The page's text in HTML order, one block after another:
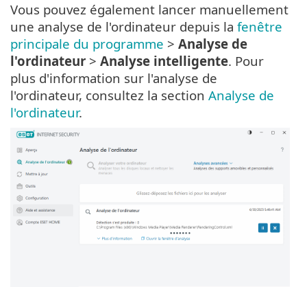
Vous pouvez également lancer manuellement
une analyse de l'ordinateur depuis la fenêtre
principale du programme > Analyse de
l'ordinateur > Analyse intelligente. Pour
plus d'information sur l'analyse de
l'ordinateur, consultez la section Analyse de
l'ordinateur.